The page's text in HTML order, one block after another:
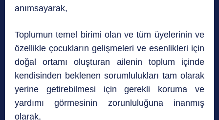
anımsayarak,
Toplumun temel birimi olan ve tüm üyelerinin ve
özellikle çocukların gelişmeleri ve esenlikleri için
doğal ortamı oluşturan ailenin toplum içinde
kendisinden beklenen sorumlulukları tam olarak
yerine getirebilmesi için gerekli koruma ve
yardımı görmesinin zorunluluğuna inanmış
olarak,